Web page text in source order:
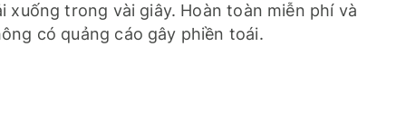
xuống trong vài giây. Hoàn toàn miễn phí và
có quảng cáo gây phiền toái.